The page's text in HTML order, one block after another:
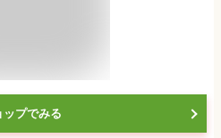
ップでみる